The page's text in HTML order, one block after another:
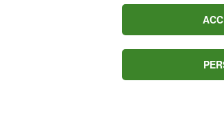
e quindi i nostri organi.